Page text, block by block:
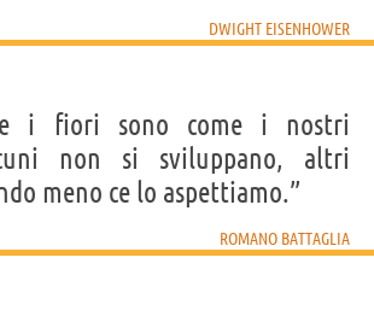
DWIGHT EISENHOWER
i fiori sono come i nostri
non si sviluppano, altri
meno ce lo aspettiamo.”
ROMANO BATTAGLIA